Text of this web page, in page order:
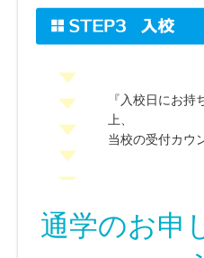
『入校日にお
上、
当校の受付カウ
通学のお申